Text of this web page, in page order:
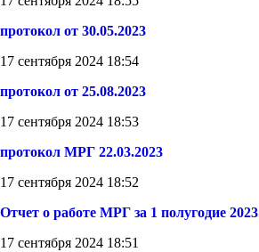
протокол от 30.05.2023
17 сентября 2024 18:54
протокол от 25.08.2023
17 сентября 2024 18:53
протокол МРГ 22.03.2023
17 сентября 2024 18:52
Отчет о работе МРГ за 1 полугодие 2023
17 сентября 2024 18:51